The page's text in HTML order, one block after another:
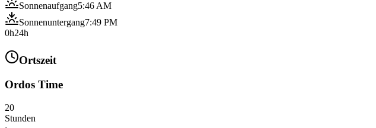
Sonnenaufgang5:46 AM
Sonnenuntergang7:49 PM
0h24h
Ortszeit
Ordos Time
20
Stunden